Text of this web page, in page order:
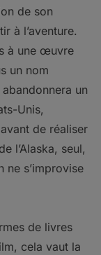
de son
à l’aventure.
à une œuvre
un nom
un
Unis,
de réaliser
l’Alaska, seul,
ne s’improvise
de livres
cela vaut la